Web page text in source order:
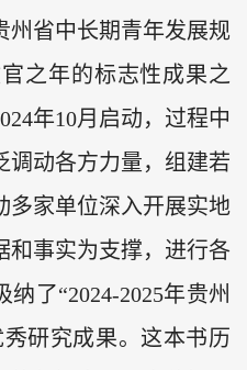
州省中长期青年发展规
之年的标志性成果之
年10月启动，过程中
调动各方力量，组建若
多家单位深入开展实地
和事实为支撑，进行各
了“2024-2025年贵州
研究成果。这本书历